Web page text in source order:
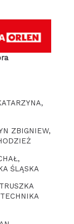
ZBIGNIEW,
ŚLĄSKA